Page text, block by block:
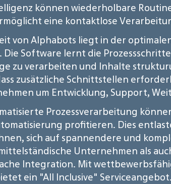
können wiederholbare
eine kontaktlose
von Alphabots liegt in der
Software lernt die
zu verarbeiten und Inhalte
zusätzliche Schnittstellen
um Entwicklung, Support,
Prozessverarbeitung
profitieren. Dies
sich auf spannendere und
Unternehmen als
Integration. Mit
ein "All Inclusive" Serviceangebot.